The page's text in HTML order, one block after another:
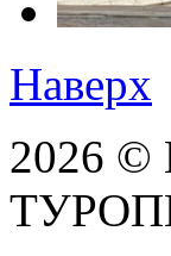
Наверх
2026 ©